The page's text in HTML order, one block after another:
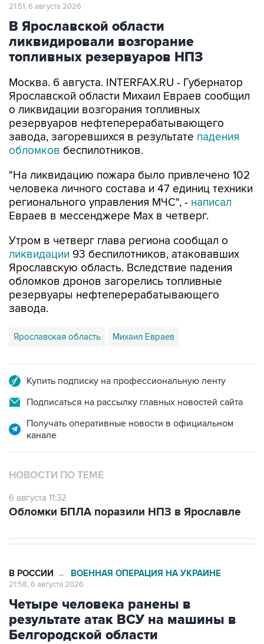
21:51, 6 августа 2026
В Ярославской области
ликвидировали возгорание
топливных резервуаров НПЗ
Москва. 6 августа. INTERFAX.RU - Губернатор
Ярославской области Михаил Евраев сообщил
о ликвидации возгорания топливных
резервуаров нефтеперерабатывающего
завода, загоревшихся в результате падения
обломков беспилотников.
"На ликвидацию пожара было привлечено 102
человека личного состава и 47 единиц техники
регионального управления МЧС", - написал
Евраев в мессенджере Мах в четверг.
Утром в четверг глава региона сообщал о
ликвидации 93 беспилотников, атаковавших
Ярославскую область. Вследствие падения
обломков дронов загорелись топливные
резервуары нефтеперерабатывающего
завода.
Ярославская область Михаил Евраев
Купить подписку на профессиональную ленту
Подписаться на рассылку главных новостей сайта
Получать оперативные новости в официальном
канале
НОВОСТИ ПО ТЕМЕ
6 августа 11:32
Обломки БПЛА поразили НПЗ в Ярославле
В РОССИИ → ВОЕННАЯ ОПЕРАЦИЯ НА УКРАИНЕ
21:58, 6 августа 2026
Четыре человека ранены в
результате атак ВСУ на машины в
Белгородской области